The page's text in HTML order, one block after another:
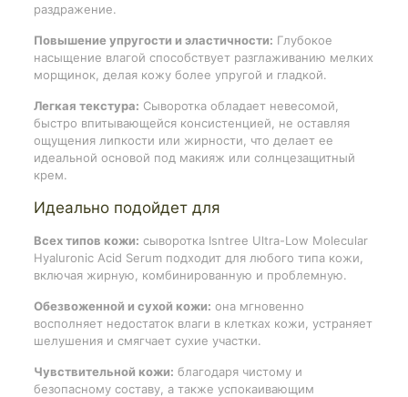
раздражение.
Повышение упругости и эластичности: Глубокое
насыщение влагой способствует разглаживанию мелких
морщинок, делая кожу более упругой и гладкой.
Легкая текстура: Сыворотка обладает невесомой,
быстро впитывающейся консистенцией, не оставляя
ощущения липкости или жирности, что делает ее
идеальной основой под макияж или солнцезащитный
крем.
Идеально подойдет для
Всех типов кожи: сыворотка Isntree Ultra-Low Molecular
Hyaluronic Acid Serum подходит для любого типа кожи,
включая жирную, комбинированную и проблемную.
Обезвоженной и сухой кожи: она мгновенно
восполняет недостаток влаги в клетках кожи, устраняет
шелушения и смягчает сухие участки.
Чувствительной кожи: благодаря чистому и
безопасному составу, а также успокаивающим